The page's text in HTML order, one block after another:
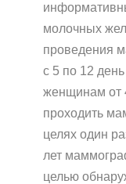
молочных
проведения
с 5 по 12
женщинам от
проходить
целях один
лет
целью